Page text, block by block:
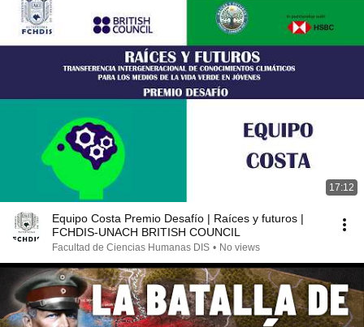
17:12
Equipo Costa Premio Desafío | Raíces y futuros |
FCHDIS-UNACH BRITISH COUNCIL
Facultad de Ciencias Humanas DIS • No views